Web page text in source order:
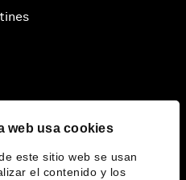
web usa cookies
este sitio web se usan
el contenido y los